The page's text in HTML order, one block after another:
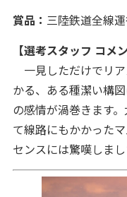
賞品： 三陸鉄道全線
【選考スタッフ コメン
一見しただけでリ
かる、ある種潔い構
の感情が渦巻きます
て線路にもかかった
センスには驚嘆しまし